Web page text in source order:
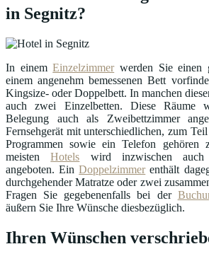
in Segnitz?
In einemEinzelzimmerwerden Sie einen
einem angenehm bemessenen Bett
Kingsize- oder Doppelbett. In manchen
auch zwei Einzelbetten. Diese Räume
Belegung auch als Zweibettzimmer
Fernsehgerät mit unterschiedlichen, zum
Programmen sowie ein Telefon gehören
meistenHotels wird inzwischen auch
angeboten. EinDoppelzimmerenthält
durchgehender Matratze oder zwei
Fragen Sie gegebenenfalls bei der
äußern Sie Ihre Wünsche diesbezüglich.
Ihren Wünschen